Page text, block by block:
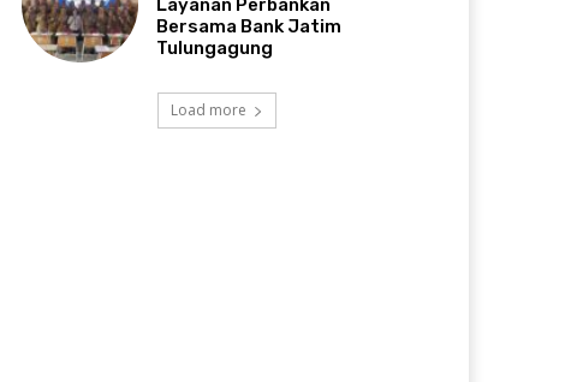
Layanan Perbankan
Bersama Bank Jatim
Tulungagung
Load more